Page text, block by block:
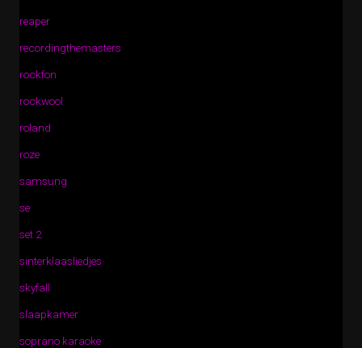
reaper
recordingthemasters
rockfon
rockwool
roland
roze
samsung
se
set 2
sinterklaasliedjes
skyfall
slaapkamer
soprano karaoke